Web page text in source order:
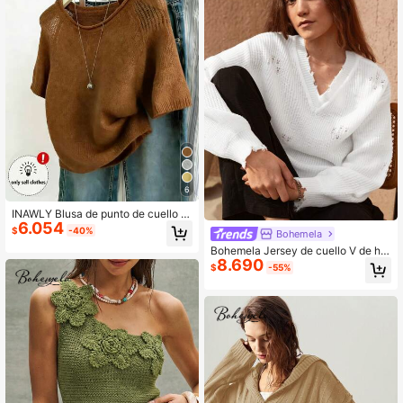
6
INAWLY Blusa de punto de cuello re
dondo de manga corta clásica
$6.054 -40% Bohemela
Bohemela Jersey de cuello V de ho
mbros caídos con diseño de desgarr
o
$8.690 -55%